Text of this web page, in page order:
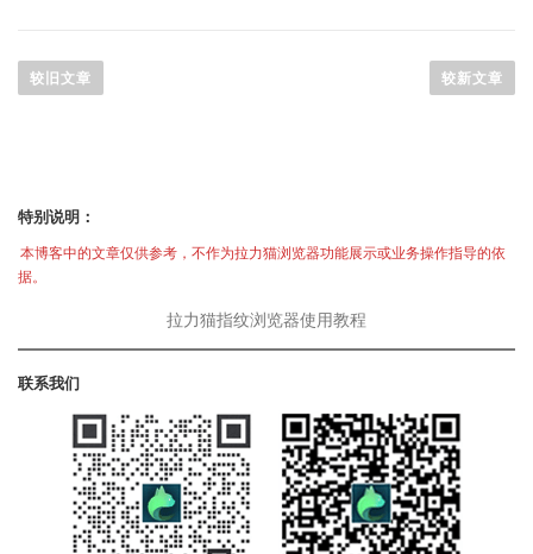
章
较旧文章 较新文章
特别说明：
本博客中的文章仅供参考，不作为拉力猫浏览器功能展示或业务操作指导的依
据。
拉力猫指纹浏览器使用教程
联系我们